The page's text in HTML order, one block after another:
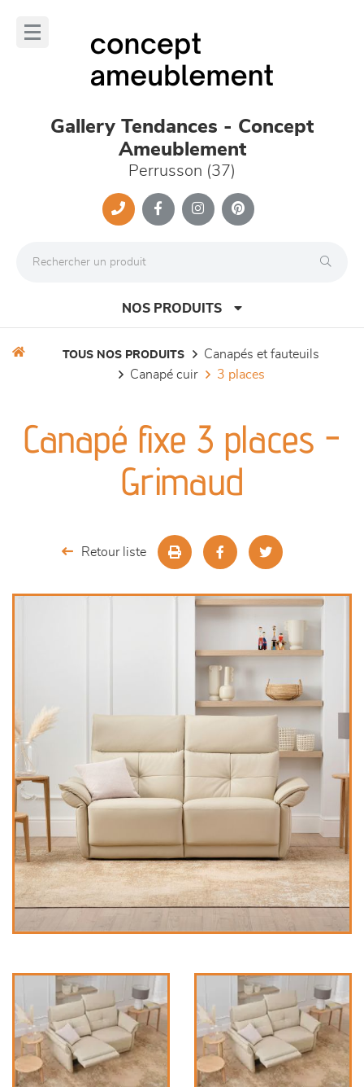
Gallery Tendances - Concept
Ameublement
Perrusson (37)
NOS PRODUITS
séjours
meubles de complément
TOUS NOS PRODUITS
canapés et fauteuils
canapé cuir
3 places
Canapé fixe 3 places -
Grimaud
Retour liste